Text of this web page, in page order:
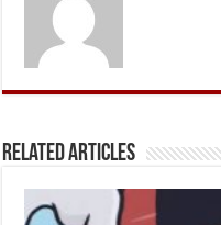
Related Articles